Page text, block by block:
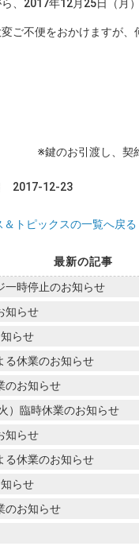
、2017年12月25日（月
ご不便をおかけますが、
※鍵のお引渡し、契
2017-12-23
＆トピックスの一覧へ戻る
最新の記事
一時停止のお知らせ
知らせ
らせ
る休業のお知らせ
のお知らせ
）臨時休業のお知らせ
知らせ
る休業のお知らせ
らせ
のお知らせ